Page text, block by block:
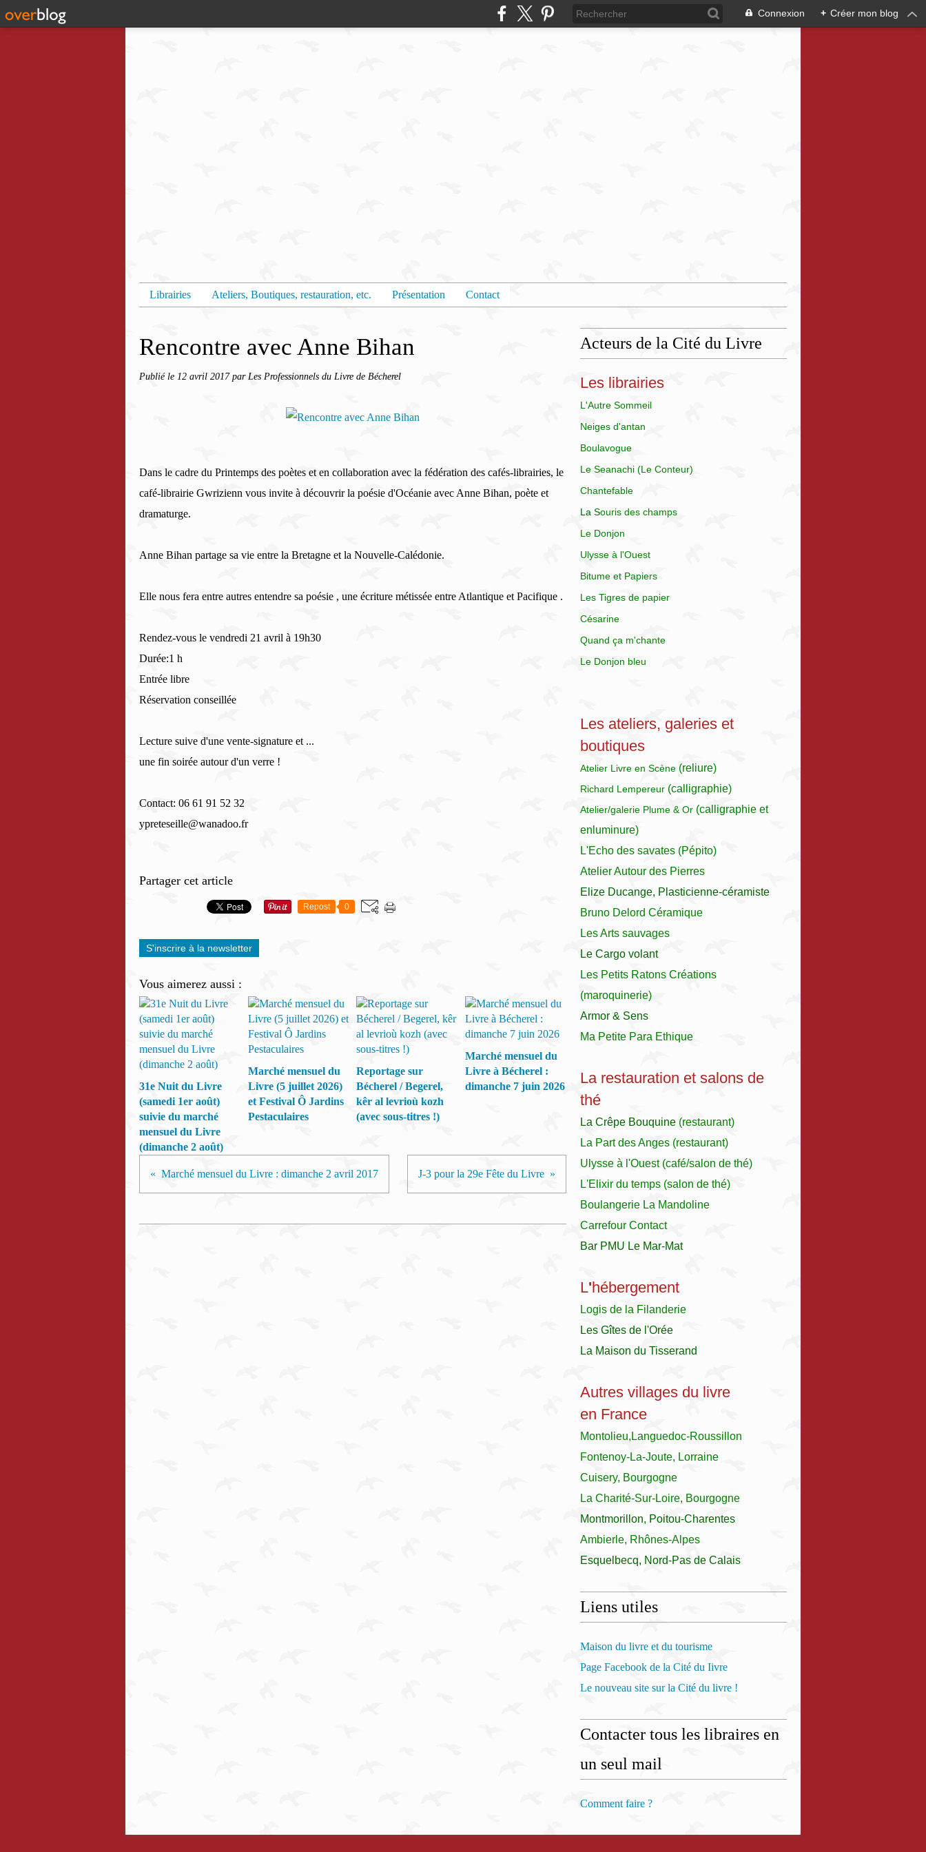
Connexion + Créer mon blog
Librairies Ateliers, Boutiques, restauration, etc. Présentation Contact
Rencontre avec Anne Bihan
Publié le 12 avril 2017par Les Professionnels du Livre de Bécherel
Dans le cadre du Printemps des poètes et en collaboration avec la fédération des cafés-librairies, le
café-librairie Gwrizienn vous invite à découvrir la poésie d'Océanie avec Anne Bihan, poète et
dramaturge.
Anne Bihan partage sa vie entre la Bretagne et la Nouvelle-Calédonie.
Elle nous fera entre autres entendre sa poésie , une écriture métissée entre Atlantique et Pacifique .
Rendez-vous le vendredi 21 avril à 19h30
Durée:1 h
Entrée libre
Réservation conseillée
Lecture suive d'une vente-signature et ...
une fin soirée autour d'un verre !
Contact: 06 61 91 52 32
ypreteseille@wanadoo.fr
Partager cet article
Repost 0
S'inscrire à la newsletter
Vous aimerez aussi :
31e Nuit du Livre
(samedi 1er août)
suivie du marché
mensuel du Livre
(dimanche 2 août)
Marché mensuel du
Livre (5 juillet 2026)
et Festival Ô Jardins
Pestaculaires
Reportage sur
Bécherel / Begerel,
kêr al levrioù kozh
(avec sous-titres !)
Marché mensuel du
Livre à Bécherel :
dimanche 7 juin 2026
Marché mensuel du Livre : dimanche 2 avril 2017 J-3 pour la 29e Fête du Livre
Acteurs de la Cité du Livre
Les librairies
L'Autre Sommeil
Neiges d'antan
Boulavogue
Le Seanachi (Le Conteur)
Chantefable
La Souris des champs
Le Donjon
Ulysse à l'Ouest
Bitume et Papiers
Les Tigres de papier
Césarine
Quand ça m'chante
Le Donjon bleu
Les ateliers, galeries et
boutiques
Atelier Livre en Scène (reliure)
Richard Lempereur (calligraphie)
Atelier/galerie Plume & Or (calligraphie et
enluminure)
L'Echo des savates (Pépito)
Atelier Autour des Pierres
Elize Ducange, Plasticienne-céramiste
Bruno Delord Céramique
Les Arts sauvages
Le Cargo volant
Les Petits Ratons Créations
(maroquinerie)
Armor & Sens
Ma Petite Para Ethique
La restauration et salons de
thé
La Crêpe Bouquine (restaurant)
La Part des Anges (restaurant)
Ulysse à l'Ouest(café/salon de thé)
L'Elixir du temps (salon de thé)
Boulangerie La Mandoline
Carrefour Contact
Bar PMU Le Mar-Mat
L'hébergement
Logis de la Filanderie
Les Gîtes de l'Orée
La Maison du Tisserand
Autres villages du livre
en France
Montolieu,Languedoc-Roussillon
Fontenoy-La-Joute, Lorraine
Cuisery, Bourgogne
La Charité-Sur-Loire, Bourgogne
Montmorillon, Poitou-Charentes
Ambierle, Rhônes-Alpes
Esquelbecq, Nord-Pas de Calais
Liens utiles
Maison du livre et du tourisme
Page Facebook de la Cité du Iivre
Le nouveau site sur la Cité du livre !
Contacter tous les libraires en
un seul mail
Comment faire ?